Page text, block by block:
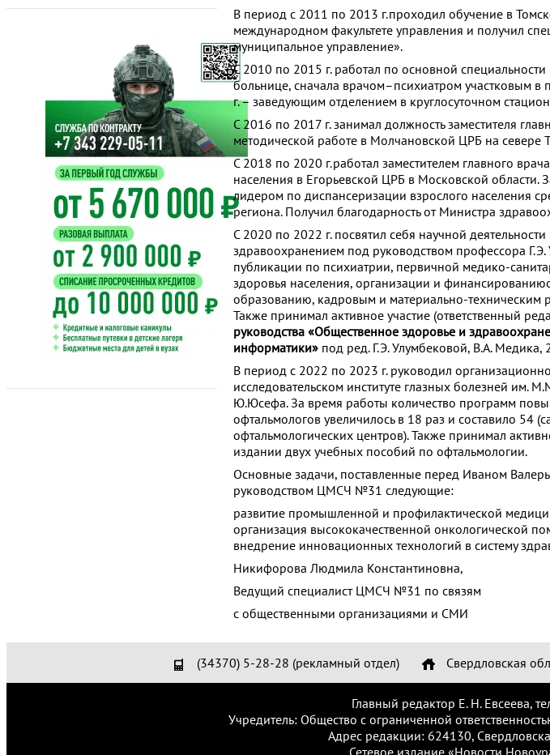
В период с 2011 по 2013 г.проходил обучение в
международном факультете управления и получил
муниципальное управление».
С 2010 по 2015 г. работал по основной
больнице, сначала врачом–психиатром участковым в
г. – заведующим отделением в круглосуточном
С 2016 по 2017 г. занимал должность заместителя
методической работе в Молчановской ЦРБ на севере
С 2018 по 2020 г.работал заместителем главного
населения в Егорьевской ЦРБ в Московской области.
лидером по диспансеризации взрослого населения
региона. Получил благодарность от Министра
С 2020 по 2022 г. посвятил себя научной
здравоохранением под руководством профессора
публикации по психиатрии, первичной медико-
здоровья населения, организации и
образованию, кадровым и материально-техническим
Также принимал активное участие (ответственный
руководства «Общественное здоровье и
информатики» под ред. Г.Э. Улумбековой, В.А. Медика,
В период с 2022 по 2023 г. руководил
исследовательском институте глазных болезней им.
Ю.Юсефа. За время работы количество программ
офтальмологов увеличилось в 18 раз и составило 54
офтальмологических центров). Также принимал
издании двух учебных пособий по офтальмологии.
Основные задачи, поставленные перед Иваном
руководством ЦМСЧ №31 следующие:
развитие промышленной и профилактической
организация высококачественной онкологической
внедрение инновационных технологий в систему
Никифорова Людмила Константиновна,
Ведущий специалист ЦМСЧ №31 по связям
с общественными организациями и СМИ
(34370) 5-28-28 (рекламный отдел) Свердловская
Главный редактор Е. Н. Евсеева,
Учредитель: Общество с ограниченной
Адрес редакции: 624130,